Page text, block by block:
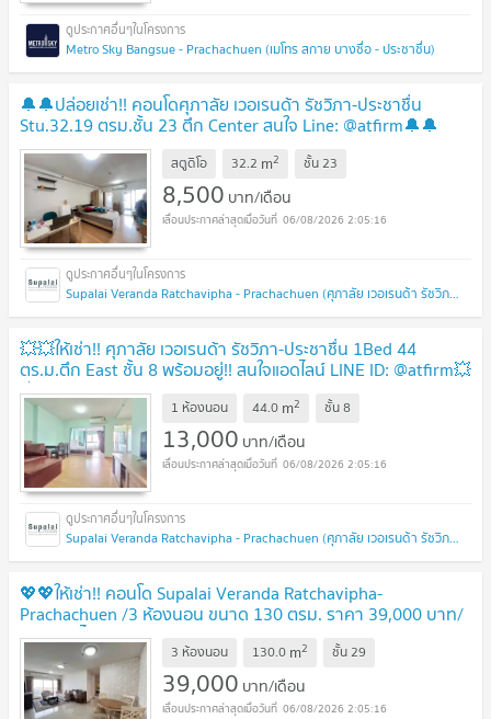
Metro Sky Bangsue - Prachachuen (เมโทร สกาย บางซื่อ - ประชาชื่น)
🔔🔔ปล่อยเช่า!! คอนโดศุภาลัย เวอเรนด้า รัชวิภา-ประชาชื่น
Stu.32.19 ตรม.ชั้น 23 ตึก Center สนใจ Line: @atfirm🔔🔔
สตูดิโอ 32.2 m2 ชั้น23
8,500 บาท/เดือน
06/08/2026 2:05:16
Supalai Veranda Ratchavipha - Prachachuen (ศุภาลัย เวอเรนด้า รัชวิภา - ประชาชื่น)
💥💥ให้เช่า!! ศุภาลัย เวอเรนด้า รัชวิภา-ประชาชื่น 1Bed 44
ตร.ม.ตึก East ชั้น 8 พร้อมอยู่!! สนใจแอดไลน์ LINE ID: @atfirm💥
💥
1 ห้องนอน 44.0 m2 ชั้น8
13,000 บาท/เดือน
06/08/2026 2:05:16
Supalai Veranda Ratchavipha - Prachachuen (ศุภาลัย เวอเรนด้า รัชวิภา - ประชาชื่น)
💖💖ให้เช่า!! คอนโด Supalai Veranda Ratchavipha-
Prachachuen /3 ห้องนอน ขนาด 130 ตรม. ราคา 39,000 บาท/
สอบถามได้นะคะ Line ID = atfirm2010 💖💖
3 ห้องนอน 130.0 m2 ชั้น29
39,000 บาท/เดือน
06/08/2026 2:05:16